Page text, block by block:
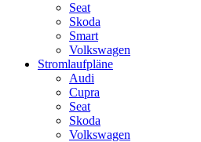
Seat
Skoda
Smart
Volkswagen
Stromlaufpläne
Audi
Cupra
Seat
Skoda
Volkswagen